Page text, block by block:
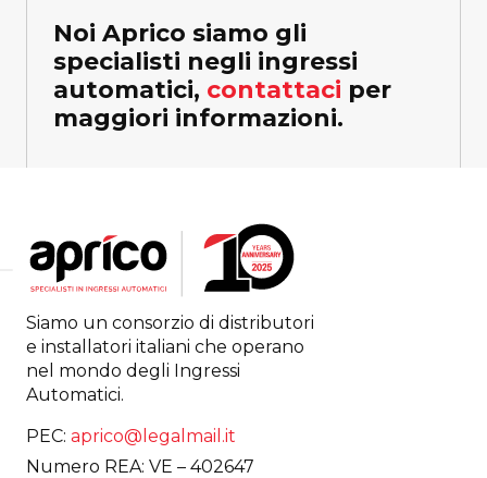
Noi Aprico siamo gli
specialisti negli ingressi
automatici, contattaci per
maggiori informazioni.
Siamo un consorzio di distributori
e installatori italiani che operano
nel mondo degli Ingressi
Automatici.
PEC: aprico@legalmail.it
Numero REA: VE – 402647